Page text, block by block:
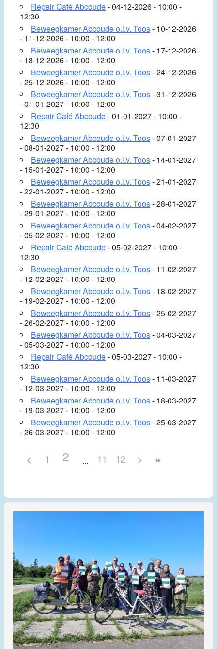
Repair Café Abcoude- 04-12-2026 - 10:00 -
12:30
Beweegkamer Abcoude o.l.v. Toos- 10-12-2026
- 11-12-2026 - 10:00 - 12:00
Beweegkamer Abcoude o.l.v. Toos- 17-12-2026
- 18-12-2026 - 10:00 - 12:00
Beweegkamer Abcoude o.l.v. Toos- 24-12-2026
- 25-12-2026 - 10:00 - 12:00
Beweegkamer Abcoude o.l.v. Toos- 31-12-2026
- 01-01-2027 - 10:00 - 12:00
Repair Café Abcoude- 01-01-2027 - 10:00 -
12:30
Beweegkamer Abcoude o.l.v. Toos- 07-01-2027
- 08-01-2027 - 10:00 - 12:00
Beweegkamer Abcoude o.l.v. Toos- 14-01-2027
- 15-01-2027 - 10:00 - 12:00
Beweegkamer Abcoude o.l.v. Toos- 21-01-2027
- 22-01-2027 - 10:00 - 12:00
Beweegkamer Abcoude o.l.v. Toos- 28-01-2027
- 29-01-2027 - 10:00 - 12:00
Beweegkamer Abcoude o.l.v. Toos- 04-02-2027
- 05-02-2027 - 10:00 - 12:00
Repair Café Abcoude- 05-02-2027 - 10:00 -
12:30
Beweegkamer Abcoude o.l.v. Toos- 11-02-2027
- 12-02-2027 - 10:00 - 12:00
Beweegkamer Abcoude o.l.v. Toos- 18-02-2027
- 19-02-2027 - 10:00 - 12:00
Beweegkamer Abcoude o.l.v. Toos- 25-02-2027
- 26-02-2027 - 10:00 - 12:00
Beweegkamer Abcoude o.l.v. Toos- 04-03-2027
- 05-03-2027 - 10:00 - 12:00
Repair Café Abcoude- 05-03-2027 - 10:00 -
12:30
Beweegkamer Abcoude o.l.v. Toos- 11-03-2027
- 12-03-2027 - 10:00 - 12:00
Beweegkamer Abcoude o.l.v. Toos- 18-03-2027
- 19-03-2027 - 10:00 - 12:00
Beweegkamer Abcoude o.l.v. Toos- 25-03-2027
- 26-03-2027 - 10:00 - 12:00
1 2 11 12